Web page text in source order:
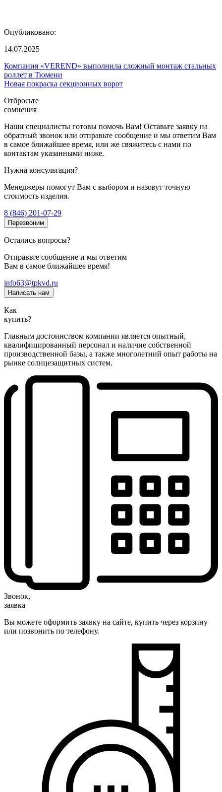
Опубликовано:
14.07.2025
Компания «VEREND» выполнила сложный монтаж стальных
роллет в Тюмени
Новая покраска секционных ворот
Отбросьте
сомнения
Наши специалисты готовы помочь Вам! Оставьте заявку на
обратный звонок или отправьте сообщение и мы ответим Вам
в самое ближайшее время, или же свяжитесь с нами по
контактам указанными ниже.
Нужна консультация?
Менеджеры помогут Вам с выбором и назовут точную
стоимость изделия.
8 (846) 201-07-29
Перезвоним
Остались вопросы?
Отправьте сообщение и мы ответим
Вам в самое ближайшее время!
info63@tpkvd.ru
Написать нам
Как
купить?
Главным достоинством компании является опытный,
квалифицированный персонал и наличие собственной
производственной базы, а также многолетний опыт работы на
рынке солнцезащитных систем.
Звонок,
заявка
Вы можете оформить заявку на сайте, купить через корзину
или позвонить по телефону.